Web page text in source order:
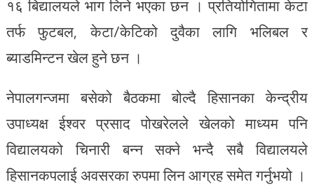
१६ बिद्यालयले भाग लिने भएका छन । प्रतियोगितामा केटा
तर्फ फुटबल, केटा/केटिको दुवैका लागि भलिबल र
ब्याडमिन्टन खेल हुने छन ।
नेपालगन्जमा बसेको बैठकमा बोल्दै हिसानका केन्द्रीय
उपाध्यक्ष ईश्वर प्रसाद पोखरेलले खेलको माध्यम पनि
विद्यालयको चिनारी बन्न सक्ने भन्दै सबै विद्यालयले
हिसानकपलाई अवसरका रुपमा लिन आग्रह समेत गर्नुभयो ।